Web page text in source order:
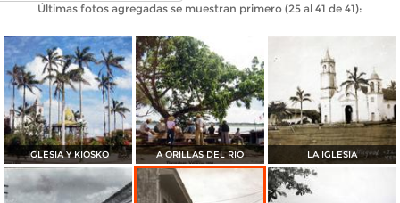
Últimas fotos agregadas se muestran primero (25 al 41 de 41):
IGLESIA Y KIOSKO A ORILLAS DEL RIO LA IGLESIA